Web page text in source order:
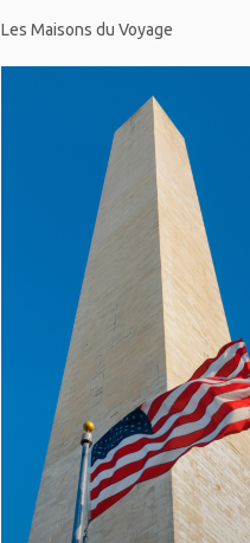
Les Maisons du Voyage